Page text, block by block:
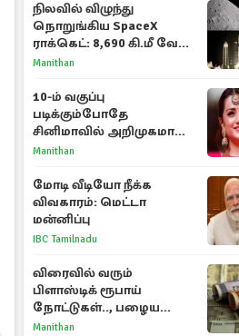
நிலவில் விழுந்து
நொறுங்கிய SpaceX
ராக்கெட்: 8,690 கி.மீ வேக
மோதலால் உருவான புதிய
Manithan
10-ம் வகுப்பு
படிக்கும்போதே
சினிமாவில் அறிமுகமான
த்ரிஷா! உண்மையை
காந்தி
Manithan
மோடி வீடியோ நீக்க
விவகாரம்: மெட்டா
மன்னிப்பு
IBC Tamilnadu
விரைவில் வரும்
பிளாஸ்டிக் ரூபாய்
நோட்டுகள்.., பழைய
காகித நோட்டுகள்
Manithan